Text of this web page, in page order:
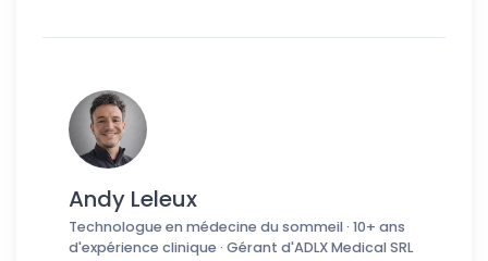
Andy Leleux
Technologue en médecine du sommeil · 10+ ans
d'expérience clinique · Gérant d'ADLX Medical SRL